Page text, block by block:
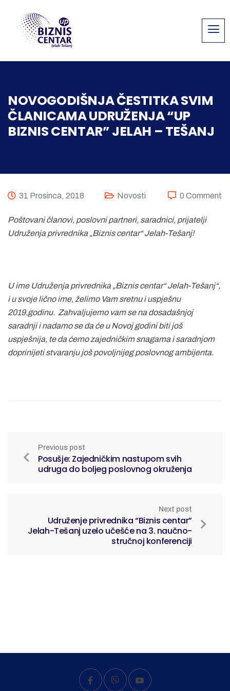
NOVOGODIŠNJA ČESTITKA SVIM
ČLANICAMA UDRUŽENJA “UP
BIZNIS CENTAR” JELAH – TEŠANJ
31 Prosinca, 2018 Novosti 0 Comment
Poštovani članovi, poslovni partneri, saradnici, prijatelji
Udruženja privrednika „Biznis centar“ Jelah-Tešanj!
U ime Udruženja privrednika „Biznis centar“ Jelah-Tešanj“,
i u svoje lično ime, želimo Vam sretnu i uspješnu
2019.godinu. Zahvaljujemo vam se na dosadašnjoj
saradnji i nadamo se da će u Novoj godini biti još
uspješnija, te da ćemo zajedničkim snagama i saradnjom
doprinijetistvaranju još povoljnijeg poslovnog ambijenta.
Previous post
Posušje: Zajedničkim nastupom svih
udruga do boljeg poslovnog okruženja
Next post
Udruženje privrednika “Biznis centar”
Jelah-Tešanj uzelo učešće na 3. naučno-
stručnoj konferenciji